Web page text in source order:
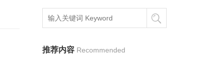
推荐内容 Recommended